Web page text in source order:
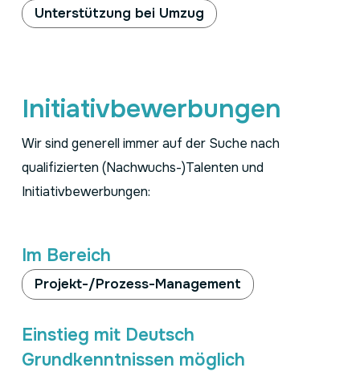
Unterstützung bei Umzug
Initiativbewerbungen
Wir sind generell immer auf der Suche nach
qualifizierten (Nachwuchs-)Talenten und
Initiativbewerbungen:
Im Bereich
Projekt-/Prozess-Management
Einstieg mit Deutsch
Grundkenntnissen möglich